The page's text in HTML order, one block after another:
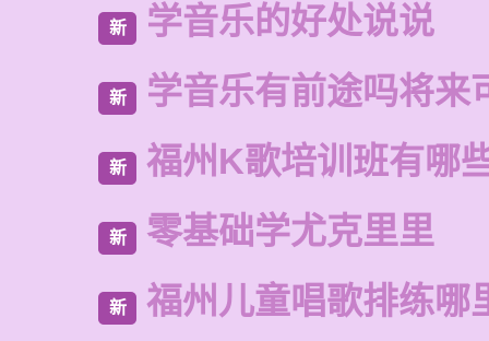
新 学音乐的好处说说
新 学音乐有前途吗将来
新 福州K歌培训班有哪
新 零基础学尤克里里
新 福州儿童唱歌排练哪